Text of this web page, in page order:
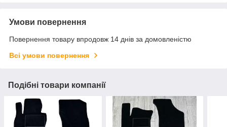
Умови повернення
Повернення товару впродовж 14 днів за домовленістю
Всі умови повернення
Подібні товари компанії